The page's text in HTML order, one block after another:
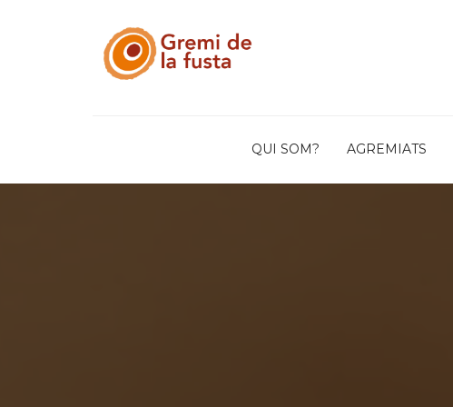
QUI SOM? AGREMIATS